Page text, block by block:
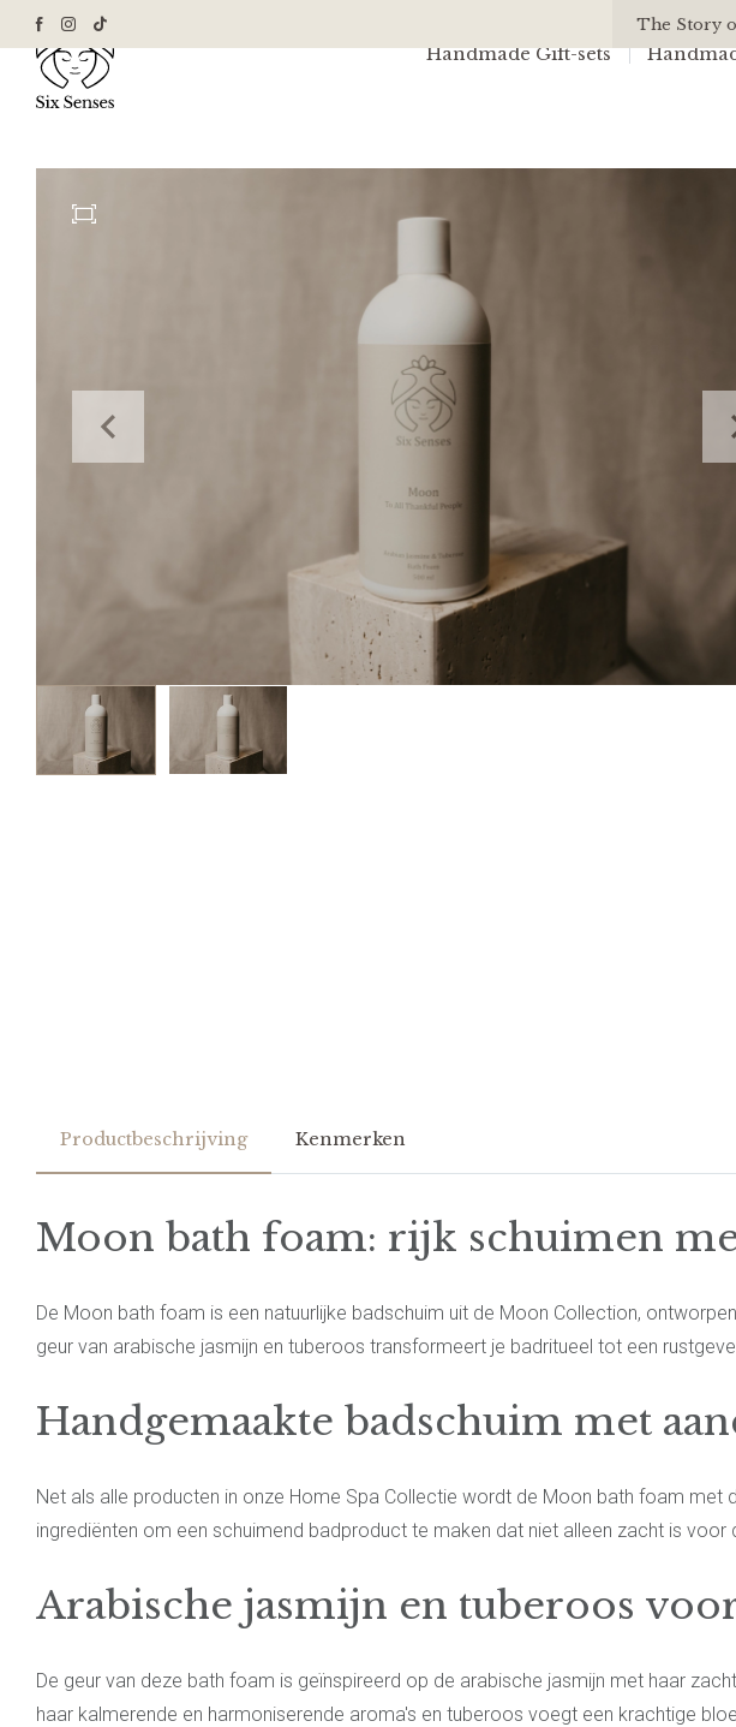
The Story
Handmade Gift-sets
All
Productbeschrijving Kenmerken
Moon bath foam: rijk schuimen
De Moon bath foam is een natuurlijke badschuim uit de Moon Collection,
geur van arabische jasmijn en tuberoos transformeert je badritueel tot een
Handgemaakte badschuim met
Net als alle producten in onze Home Spa Collectie wordt de Moon bath foam met
ingrediënten om een schuimend badproduct te maken dat niet alleen zacht is voor
Arabische jasmijn en tuberoos
De geur van deze bath foam is geïnspireerd op de arabische jasmijn met haar
haar kalmerende en harmoniserende aroma's en tuberoos voegt een krachtige